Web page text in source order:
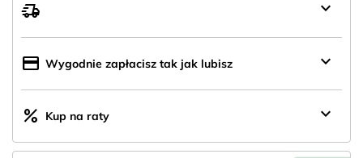
delivery_truck_speed keyboard_arrow_down
credit_card Wygodnie zapłacisz tak jak lubisz keyboard_arrow_down
percent Kup na raty keyboard_arrow_down